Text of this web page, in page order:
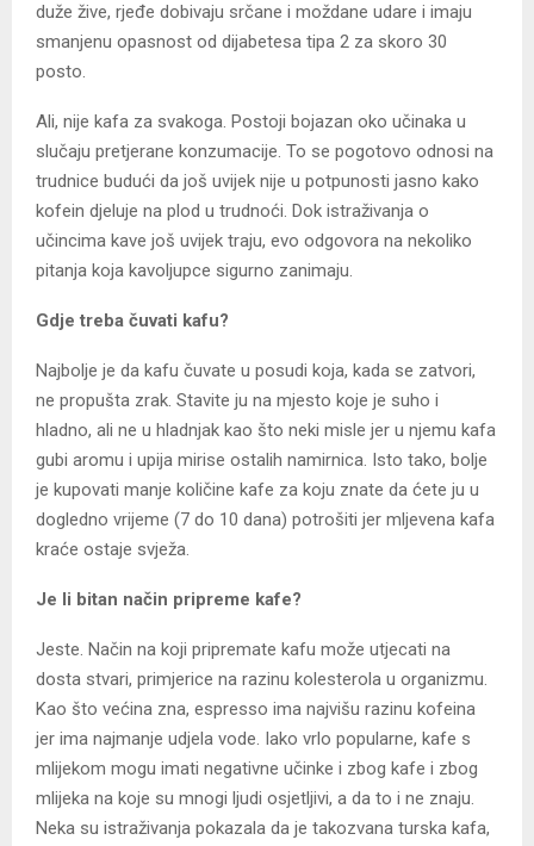
duže žive, rjeđe dobivaju srčane i moždane udare i imaju
smanjenu opasnost od dijabetesa tipa 2 za skoro 30
posto.
Ali, nije kafa za svakoga. Postoji bojazan oko učinaka u
slučaju pretjerane konzumacije. To se pogotovo odnosi na
trudnice budući da još uvijek nije u potpunosti jasno kako
kofein djeluje na plod u trudnoći. Dok istraživanja o
učincima kave još uvijek traju, evo odgovora na nekoliko
pitanja koja kavoljupce sigurno zanimaju.
Gdje treba čuvati kafu?
Najbolje je da kafu čuvate u posudi koja, kada se zatvori,
ne propušta zrak. Stavite ju na mjesto koje je suho i
hladno, ali ne u hladnjak kao što neki misle jer u njemu kafa
gubi aromu i upija mirise ostalih namirnica. Isto tako, bolje
je kupovati manje količine kafe za koju znate da ćete ju u
dogledno vrijeme (7 do 10 dana) potrošiti jer mljevena kafa
kraće ostaje svježa.
Je li bitan način pripreme kafe?
Jeste. Način na koji pripremate kafu može utjecati na
dosta stvari, primjerice na razinu kolesterola u organizmu.
Kao što većina zna, espresso ima najvišu razinu kofeina
jer ima najmanje udjela vode. Iako vrlo popularne, kafe s
mlijekom mogu imati negativne učinke i zbog kafe i zbog
mlijeka na koje su mnogi ljudi osjetljivi, a da to i ne znaju.
Neka su istraživanja pokazala da je takozvana turska kafa,